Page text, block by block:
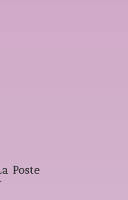
Poste